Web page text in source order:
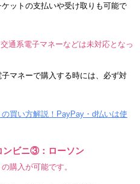
ットの支払いや受け取りも可能で
通系電子マネーなどは未対応となっ
マネーで購入する時には、必ず対
の買い方解説！PayPay・d払いは使
ンビニ③：ローソン
購入が可能です。